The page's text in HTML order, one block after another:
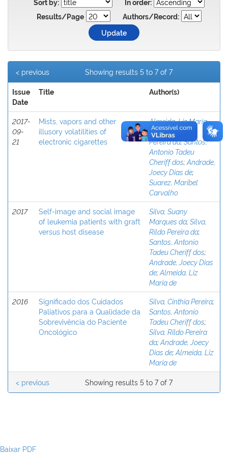
Sort by:
In order:
Results/Page
Authors/Record:
Showing results 5 to 7 of 7
< previous
Issue
Date
Title Author(s)
2017-
09-
21
Mists, vapors and other
illusory volatilities of
electronic cigarettes
Almeida, Liz Maria
de;Silva, Rildo
Pereira da;Santos,
Antonio Tadeu
Cheriff dos;Andrade,
Joecy Dias de;
Suarez, Maribel
Carvalho
2017
Self-image and social image
of leukemia patients with graft
versus host disease
Silva, Suany
Marques da;Silva,
Rildo Pereira da;
Santos, Antonio
Tadeu Cheriff dos;
Andrade, Joecy Dias
de;Almeida, Liz
Maria de
2016
Significado dos Cuidados
Paliativos para a Qualidade da
Sobrevivência do Paciente
Oncológico
Silva, Cinthia Pereira;
Santos, Antonio
Tadeu Cheriff dos;
Silva, Rildo Pereira
da;Andrade, Joecy
Dias de;Almeida, Liz
Maria de
Showing results 5 to 7 of 7
< previous
Baixar PDF